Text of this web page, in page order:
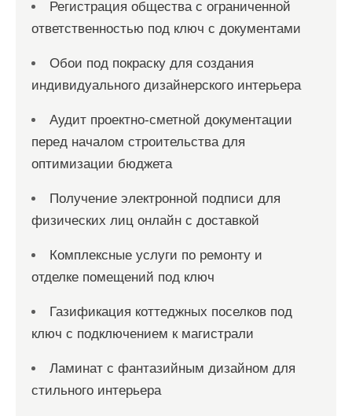
Регистрация общества с ограниченной
ответственностью под ключ с документами
Обои под покраску для создания
индивидуального дизайнерского интерьера
Аудит проектно-сметной документации
перед началом строительства для
оптимизации бюджета
Получение электронной подписи для
физических лиц онлайн с доставкой
Комплексные услуги по ремонту и
отделке помещений под ключ
Газификация коттеджных поселков под
ключ с подключением к магистрали
Ламинат с фантазийным дизайном для
стильного интерьера